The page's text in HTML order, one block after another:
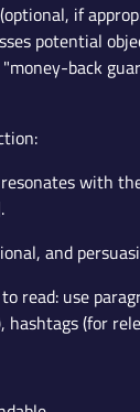
if
potential
back
with
and
read: use
hashtags (for